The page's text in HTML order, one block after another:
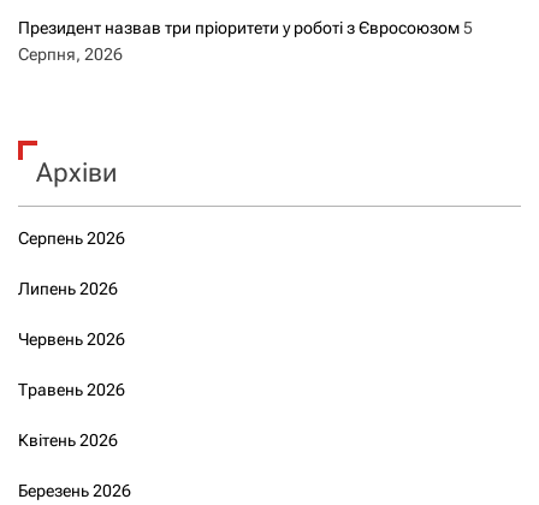
Президент назвав три пріоритети у роботі з Євросоюзом5
Серпня, 2026
Архіви
Серпень 2026
Липень 2026
Червень 2026
Травень 2026
Квітень 2026
Березень 2026